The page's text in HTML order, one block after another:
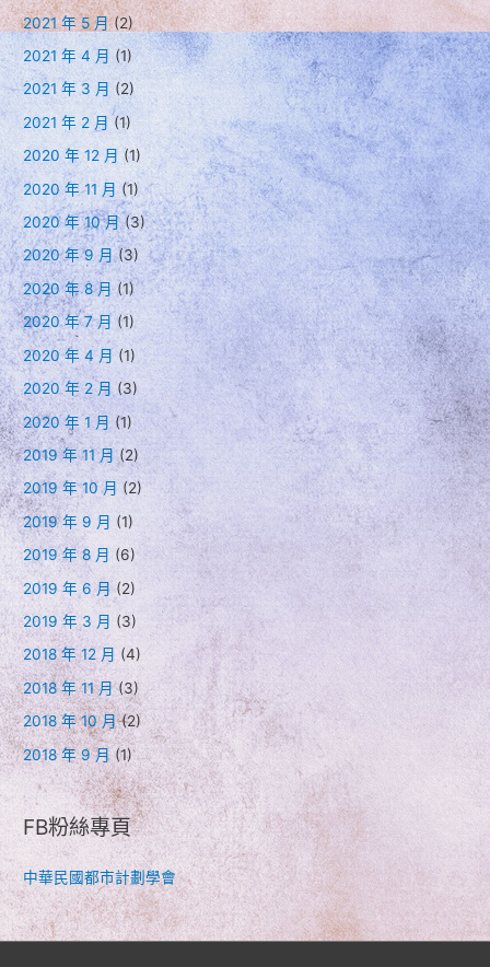
2021 年 5 月(2)
2021 年 4 月 (1)
2021 年 3 月(2)
2021 年 2 月 (1)
2020 年 12 月 (1)
2020 年 11 月 (1)
2020 年 10 月(3)
2020 年 9 月(3)
2020 年 8 月(1)
2020 年 7 月(1)
2020 年 4 月(1)
2020 年 2 月 (3)
2020 年 1 月 (1)
2019 年 11 月 (2)
2019 年 10 月(2)
2019 年 9 月 (1)
2019 年 8 月 (6)
2019 年 6 月(2)
2019 年 3 月 (3)
2018 年 12 月 (4)
2018 年 11 月(3)
2018 年 10 月(2)
2018 年 9 月(1)
FB粉絲專頁
中華民國都市計劃學會